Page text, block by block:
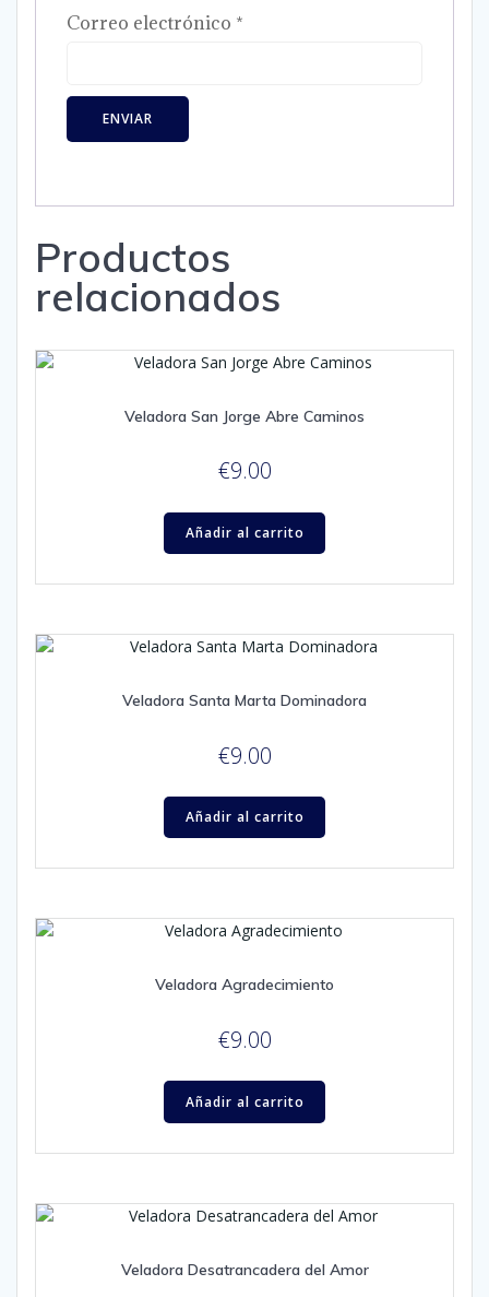
Correo electrónico *
Productos
relacionados
Veladora San Jorge Abre Caminos
€9.00
Añadir al carrito
Veladora Santa Marta Dominadora
€9.00
Añadir al carrito
Veladora Agradecimiento
€9.00
Añadir al carrito
Veladora Desatrancadera del Amor